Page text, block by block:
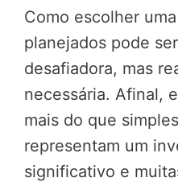
Como escolher
planejados pode
desafiadora, mas
necessária. Afinal,
mais do que
representam um
significativo e